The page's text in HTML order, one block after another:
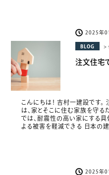
2025年
BLOG >
注文住宅
こんにちは！ 吉村一建設です
は、家とそこに住む家族を守る
では、耐震性の高い家にする
よる被害を軽減できる 日本の
2025年